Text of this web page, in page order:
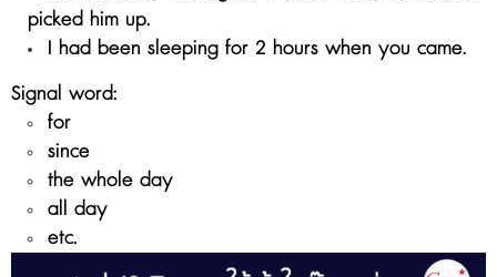
picked him up.
I had been sleeping for 2 hours when you came.
Signal word:
for
since
the whole day
all day
etc.